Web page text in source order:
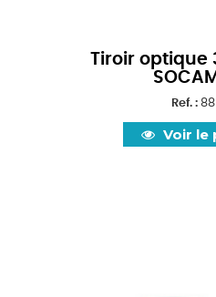
Tiroir
Ref. :
Voir le